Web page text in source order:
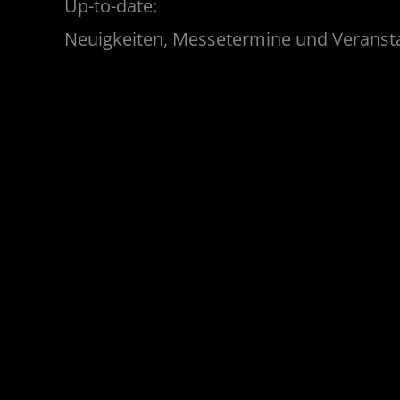
Up-to-date:
Neuigkeiten, Messetermine und